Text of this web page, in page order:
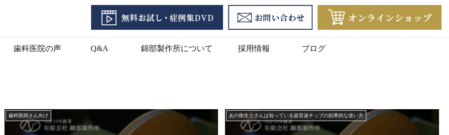
歯科医院の声 Q&A 錦部製作所について 採用情報 ブログ
歯科医師さん向け あの衛生士さんは知っている超音波チップの効果的な使い方